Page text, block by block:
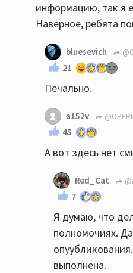
информацию, так я
Наверное, ребята
bluesevich
21
Печально.
a152v
45
А вот здесь нет
Red_Cat
7
Я думаю, что
полномочиях.
выполнена.